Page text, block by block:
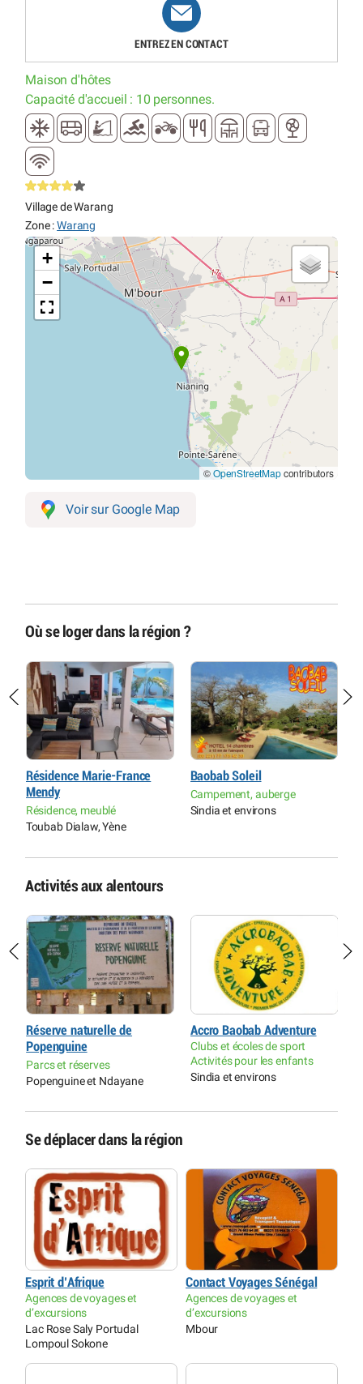
ENTREZ EN CONTACT
Maison d'hôtes
Capacité d'accueil : 10 personnes.
Village de Warang
Zone :Warang
+
−
©OpenStreetMapcontributors
Voir sur Google Map
Où se loger dans la région ?
Résidence Marie-France
Mendy
Résidence, meublé
Toubab Dialaw, Yène
Baobab Soleil
Campement, auberge
Sindia et environs
Activités aux alentours
Réserve naturelle de
Popenguine
Parcs et réserves
Popenguine et Ndayane
Accro Baobab Adventure
Clubs et écoles de sport
Activités pour les enfants
Sindia et environs
Se déplacer dans la région
Esprit d’Afrique
Agences de voyages et
d’excursions
Lac Rose Saly Portudal
Lompoul Sokone
Contact Voyages Sénégal
Agences de voyages et
d’excursions
Mbour